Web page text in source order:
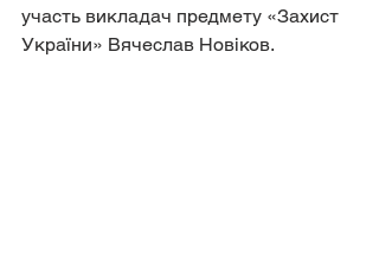
участь викладач предмету «Захист
України» Вячеслав Новіков.